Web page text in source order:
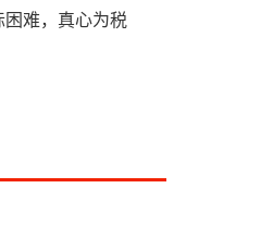
困难，真心为税
醒，助推企业